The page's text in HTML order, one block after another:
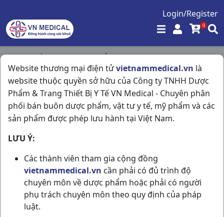
Login/Register
0
Website thương mại điện tửvietnammedical.vn là
website thuộc quyền sở hữu của Công ty TNHH Dược
Phẩm & Trang Thiết Bị Y Tế VN Medical - Chuyên phân
phối bán buôn dược phẩm, vật tư y tế, mỹ phẩm và các
sản phẩm được phép lưu hành tại Việt Nam.
LƯU Ý:
Các thành viên tham gia cộng đồng
vietnammedical.vn cần phải có đủ trình độ
chuyên môn về dược phẩm hoặc phải có người
phụ trách chuyên môn theo quy định của pháp
luật.
Trang chủ / Hóa - Mỹ Phẩm /
Phấn Hồng Baby Powder C200gr Johnson & Johnson